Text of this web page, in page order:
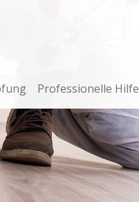
Professionelle Hilfe